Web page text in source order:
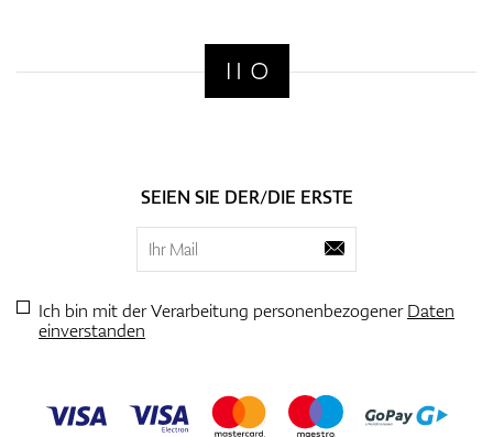
SEIEN SIE DER/DIE ERSTE
Ich bin mit der Verarbeitung personenbezogenerDaten
einverstanden